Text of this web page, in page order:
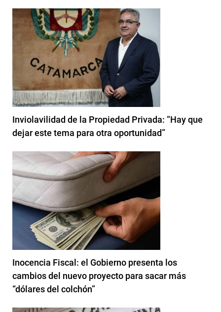
Inviolavilidad de la Propiedad Privada: “Hay que
dejar este tema para otra oportunidad”
Inocencia Fiscal: el Gobierno presenta los
cambios del nuevo proyecto para sacar más
“dólares del colchón”